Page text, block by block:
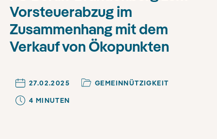
Vorsteuerabzug im
Zusammenhang mit dem
Verkauf von Ökopunkten
27.02.2025
GEMEINNÜTZIGKEIT
4 MINUTEN